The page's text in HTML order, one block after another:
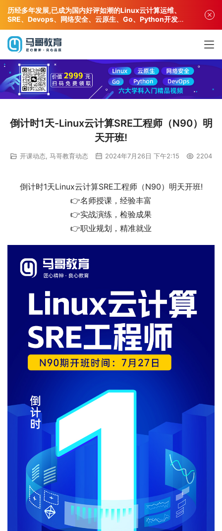
倒计时1天-Linux云计算SRE工程师（N90）明
天开班!
开课动态 马哥教育动态 2024年7月26日 下午2:15 2204
倒计时1天Linux云计算SRE工程师（N90）明天开班!
👉名师授课，经验丰富
👉实战演练，检验成果
👉职业规划，精准就业
历经多年发展,已成为国内好评如潮的Linux云计算运维、
SRE、Devops、网络安全、云原生、Go、Python开发专
业人才培训机构!